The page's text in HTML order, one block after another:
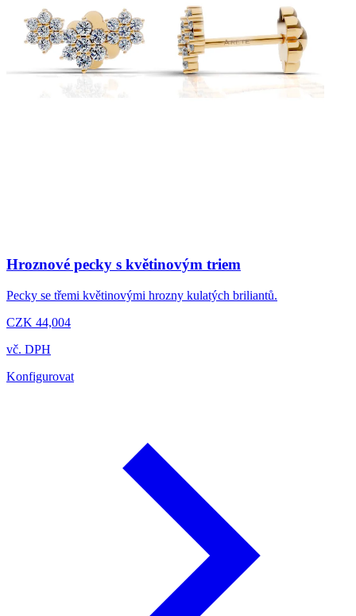
Hroznové pecky s květinovým triem
Pecky se třemi květinovými hrozny kulatých briliantů.
CZK 44,004
vč. DPH
Konfigurovat